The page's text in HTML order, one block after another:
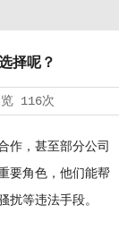
择呢？
116次
，甚至部分公司
要角色，他们能帮
扰等违法手段。